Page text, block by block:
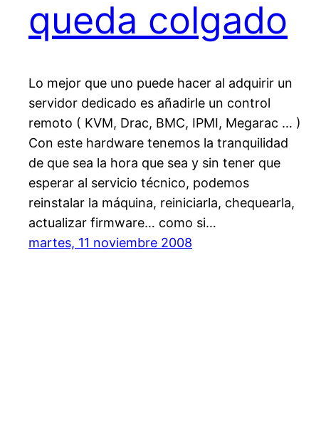
queda colgado
Lo mejor que uno puede hacer al adquirir un
servidor dedicado es añadirle un control
remoto ( KVM, Drac, BMC, IPMI, Megarac … )
Con este hardware tenemos la tranquilidad
de que sea la hora que sea y sin tener que
esperar al servicio técnico, podemos
reinstalar la máquina, reiniciarla, chequearla,
actualizar firmware… como si…
martes, 11 noviembre 2008